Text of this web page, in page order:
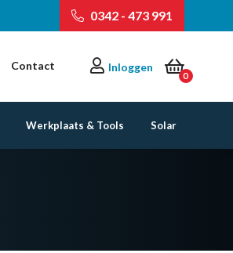
0342 - 473 991
Contact
0
Inloggen
Werkplaats & Tools Solar